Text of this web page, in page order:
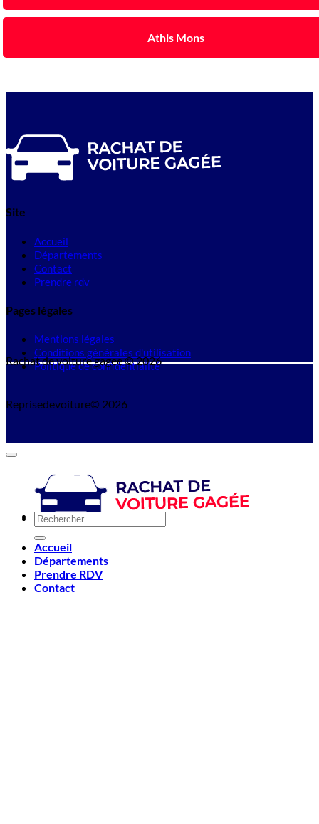
Athis Mons
Site
Accueil
Départements
Contact
Prendre rdv
Pages légales
Mentions légales
Conditions générales d'utilisation
Politique de confidentialité
Rachat de voiture gagee © 2026
Reprisedevoiture© 2026
Accueil
Départements
Prendre RDV
Contact